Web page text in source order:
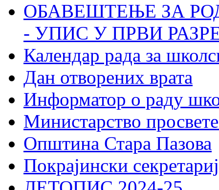
ОБАВЕШТЕЊЕ ЗА
- УПИС У ПРВИ
Календар рада за
Дан отворених врата
Информатор о раду
Министарство
Општина Стара Пазова
Покрајински